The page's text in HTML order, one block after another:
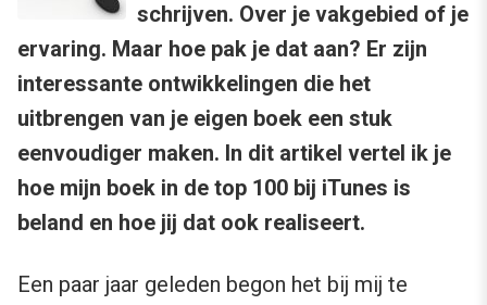
schrijven. Over je vakgebied of je
ervaring. Maar hoe pak je dat aan? Er zijn
interessante ontwikkelingen die het
uitbrengen van je eigen boek een stuk
eenvoudiger maken. In dit artikel vertel ik je
hoe mijn boek in de top 100 bij iTunes is
beland en hoe jij dat ook realiseert.
Een paar jaar geleden begon het bij mij te